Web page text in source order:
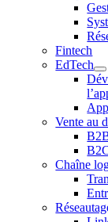
Fintech
EdTech
Vente au
Chaîne